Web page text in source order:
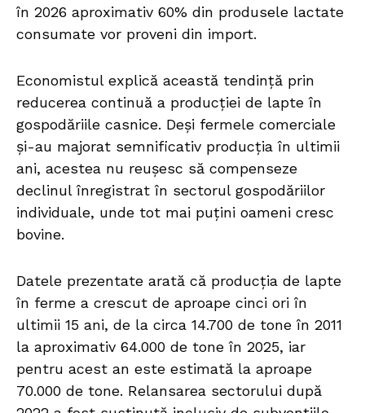
în 2026 aproximativ 60% din produsele lactate
consumate vor proveni din import.
Economistul explică această tendință prin
reducerea continuă a producției de lapte în
gospodăriile casnice. Deși fermele comerciale
și-au majorat semnificativ producția în ultimii
ani, acestea nu reușesc să compenseze
declinul înregistrat în sectorul gospodăriilor
individuale, unde tot mai puțini oameni cresc
bovine.
Datele prezentate arată că producția de lapte
în ferme a crescut de aproape cinci ori în
ultimii 15 ani, de la circa 14.700 de tone în 2011
la aproximativ 64.000 de tone în 2025, iar
pentru acest an este estimată la aproape
70.000 de tone. Relansarea sectorului după